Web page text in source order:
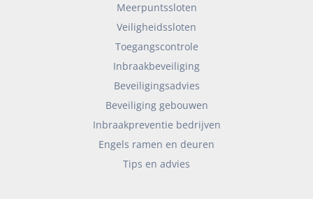
Meerpuntssloten
Veiligheidssloten
Toegangscontrole
Inbraakbeveiliging
Beveiligingsadvies
Beveiliging gebouwen
Inbraakpreventie bedrijven
Engels ramen en deuren
Tips en advies